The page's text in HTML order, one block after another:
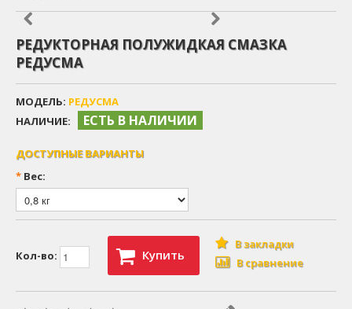
РЕДУКТОРНАЯ ПОЛУЖИДКАЯ СМАЗКА
РЕДУСМА
МОДЕЛЬ: РЕДУСМА
НАЛИЧИЕ:
ЕСТЬ В НАЛИЧИИ
ДОСТУПНЫЕ ВАРИАНТЫ
* Вес:
Кол-во: Купить
В закладки
В сравнение